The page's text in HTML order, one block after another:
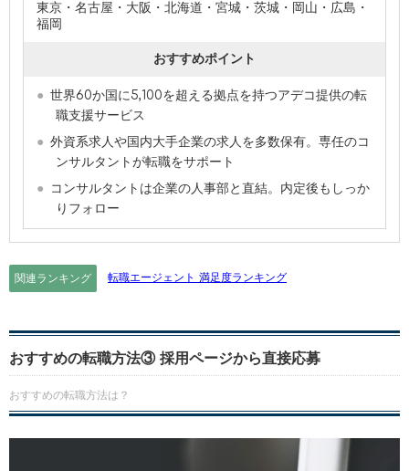
東京・名古屋・大阪・北海道・宮城・茨城・岡山・広島・
福岡
おすすめポイント
世界60か国に5,100を超える拠点を持つアデコ提供の転
職支援サービス
外資系求人や国内大手企業の求人を多数保有。専任のコ
ンサルタントが転職をサポート
コンサルタントは企業の人事部と直結。内定後もしっか
りフォロー
関連ランキング 転職エージェント 満足度ランキング
おすすめの転職方法③ 採用ページから直接応募
おすすめの転職方法は？